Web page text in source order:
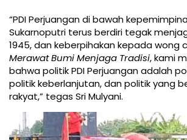
“PDI Perjuangan di bawah
Sukarnoputri terus berdiri tegak
1945, dan keberpihakan kepada wong
Merawat Bumi Menjaga Tradisi, kami
bahwa politik PDI Perjuangan adalah
politik keberlanjutan, dan politik yang
rakyat,” tegas Sri Mulyani.